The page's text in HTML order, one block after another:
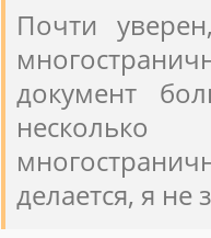
Почти
документ
делается, я не